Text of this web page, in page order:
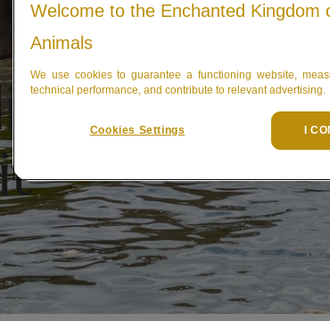
Welt;
und
große
Welcome to the Enchanted Kingdom
Animals
We use cookies to guarantee a functioning website,
technical performance, and contribute to relevant advertising.
Cookies Settings I